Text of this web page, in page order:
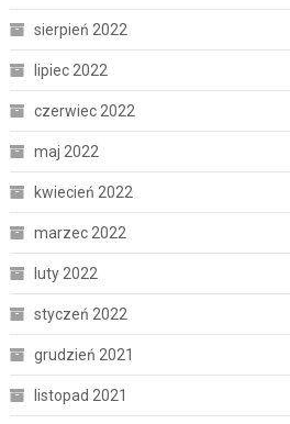
sierpień 2022
lipiec 2022
czerwiec 2022
maj 2022
kwiecień 2022
marzec 2022
luty 2022
styczeń 2022
grudzień 2021
listopad 2021